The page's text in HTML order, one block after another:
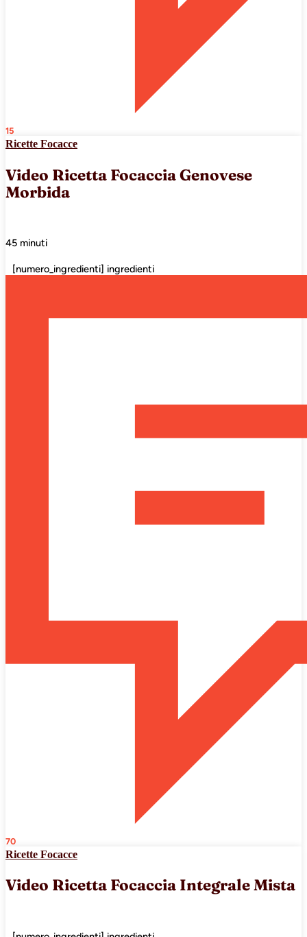
15
Ricette Focacce
Video Ricetta Focaccia Genovese
Morbida
45 minuti
[numero_ingredienti] ingredienti
70
Ricette Focacce
Video Ricetta Focaccia Integrale Mista